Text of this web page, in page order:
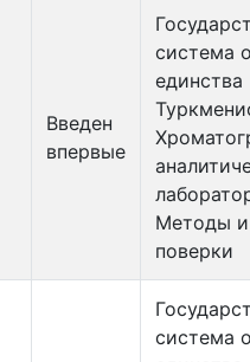
Введен
впервые
система
Методы и
поверки
система